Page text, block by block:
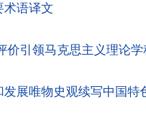
术语译文
价引领马克思主义理论学
发展唯物史观续写中国特